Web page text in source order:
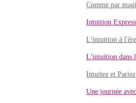
Comme par
Intuition Express
L'intuition à
L'intuition dans
Intuitez et Pariez
Une journée